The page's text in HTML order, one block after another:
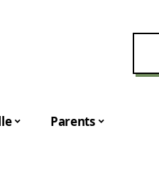
Parents